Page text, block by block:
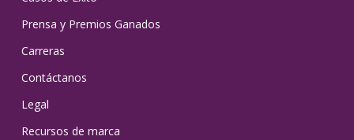
Prensa y Premios Ganados
Carreras
Contáctanos
Legal
Recursos de marca